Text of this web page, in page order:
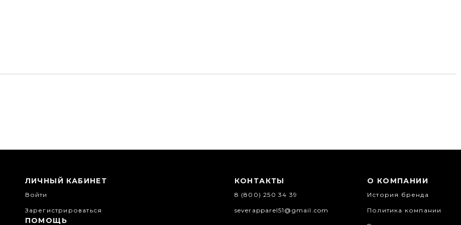
ЛИЧНЫЙ КАБИНЕТ
Войти
Зарегистрироваться
ПОМОЩЬ
КОНТАКТЫ
8 (800) 250 34 39
severapparel51@gmail.com
О КОМПАНИИ
История бренда
Политика компании